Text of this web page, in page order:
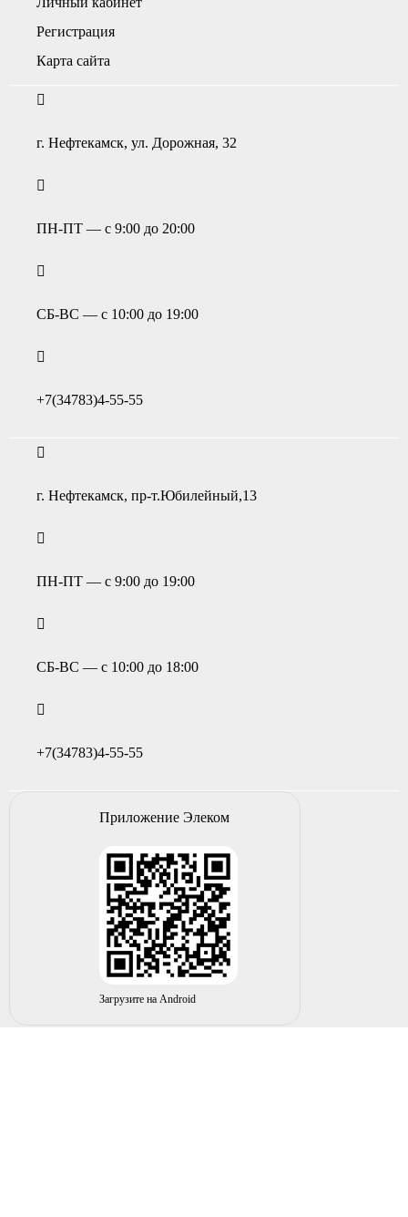
Регистрация
Карта сайта
г. Нефтекамск, ул. Дорожная, 32
ПН-ПТ — с 9:00 до 20:00
СБ-ВС — с 10:00 до 19:00
+7(34783)4-55-55
г. Нефтекамск, пр-т.Юбилейный,13
ПН-ПТ — с 9:00 до 19:00
СБ-ВС — с 10:00 до 18:00
+7(34783)4-55-55
Приложение Элеком
Загрузите на Android